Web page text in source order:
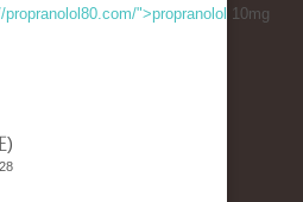
propranolol80.com/">propranolol 10mg
)